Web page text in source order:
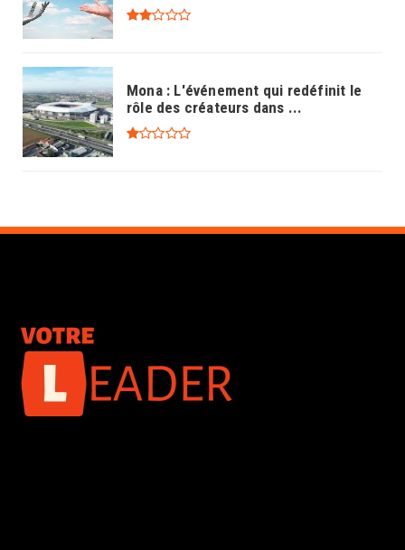
Mona : L'événement qui redéfinit le
rôle des créateurs dans ...